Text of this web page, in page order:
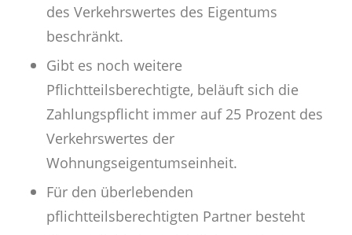
des Verkehrswertes des Eigentums
beschränkt.
Gibt es noch weitere
Pflichtteilsberechtigte, beläuft sich die
Zahlungspflicht immer auf 25 Prozent des
Verkehrswertes der
Wohnungseigentumseinheit.
Für den überlebenden
pflichtteilsberechtigten Partner besteht